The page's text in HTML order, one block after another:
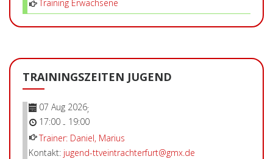
Training Erwachsene
TRAININGSZEITEN JUGEND
07 Aug 2026;
17:00 - 19:00
Trainer: Daniel, Marius
Kontakt: jugend-ttveintrachterfurt@gmx.de